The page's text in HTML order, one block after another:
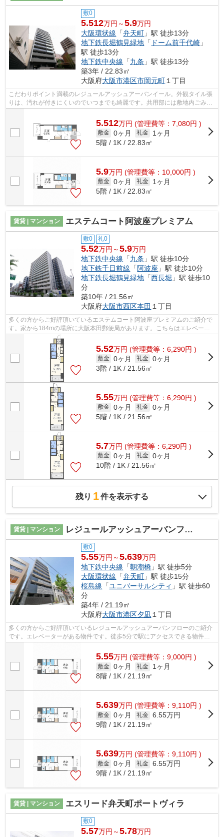
敷0
5.512万円～5.9万円
大阪環状線 「弁天町 」駅 徒歩13分
地下鉄長堀鶴見緑地 「 ドーム前千代崎 」
駅 徒歩13分
地下鉄中央線 「九条 」駅 徒歩13分
築3年 / 22.83㎡
大阪府大阪市港区市岡元町１丁目
こだわりポイント満載のレジュールアッシュアーバンイール。外観タイル張
りは、汚れが付きにくいのでいつまでも綺麗です。共用部には敷地内ごみ置
5.512万円 (管理費等：7,080円 )
敷金 0ヶ月 礼金
1ヶ月
5階 / 1K / 22.83㎡
5.9万円 (管理費等：10,000円 )
敷金 0ヶ月 礼金
1ヶ月
5階 / 1K / 22.83㎡
賃貸 | マンション エステムコート阿波座プレミアム
敷0 礼0
5.52万円～5.9万円
地下鉄中央線 「九条 」駅 徒歩10分
地下鉄千日前線 「 阿波座 」駅 徒歩10分
地下鉄長堀鶴見緑地 「西長堀 」駅 徒歩10
分
築10年 / 21.56㎡
大阪府大阪市西区本田 １丁目
多くの方からご好評頂いているエステムコート阿波座プレミアムのご紹介で
す。家から184mの場所に大阪本田郵便局があります。こちらはエレベータ
ー付きの物件です。外観タイル張りは、...
5.52万円 (管理費等：6,290円 )
敷金 0ヶ月 礼金 0ヶ月
3階 / 1K / 21.56㎡
5.55万円 (管理費等：6,290円 )
敷金 0ヶ月 礼金 0ヶ月
5階 / 1K / 21.56㎡
5.7万円 (管理費等：6,290円 )
敷金 0ヶ月 礼金 0ヶ月
10階 / 1K / 21.56㎡
残り 1件を表示する
賃貸 | マンション レジュールアッシュアーバンフロー
敷0
5.55万円～5.639万円
地下鉄中央線 「朝潮橋 」駅 徒歩5分
大阪環状線 「弁天町 」駅 徒歩15分
桜島線 「ユニバーサルシティ 」駅 徒歩60
分
築4年 / 21.19㎡
大阪府大阪市港区夕凪 １丁目
多くの方からご好評頂いているレジュールアッシュアーバンフローのご紹介
です。エレベーターがある物件です。徒歩5分で駅にアクセスできる物件で
す。こちらのマンションでは初期費用を...
5.55万円 (管理費等：9,000円 )
敷金 0ヶ月 礼金
1ヶ月
8階 / 1K / 21.19㎡
5.639万円 (管理費等：9,110円 )
敷金 0ヶ月 礼金 6.55万円
9階 / 1K / 21.19㎡
5.639万円 (管理費等：9,110円 )
敷金 0ヶ月 礼金 6.55万円
9階 / 1K / 21.19㎡
賃貸 | マンション エスリード弁天町ポートヴィラ
敷0
5.57万円～5.78万円